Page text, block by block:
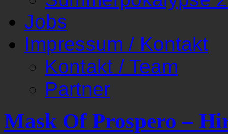
Jobs
Impressum / Kontakt
Kontakt / Team
Partner
Mask Of Prospero –